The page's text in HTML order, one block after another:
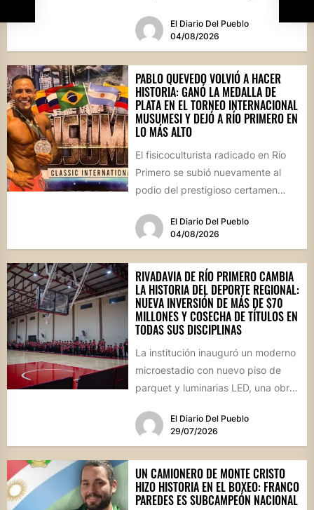
competencia...El Diario Del Pueblo
04/08/2026
PABLO QUEVEDO VOLVIÓ A HACER
HISTORIA: GANÓ LA MEDALLA DE
PLATA EN EL TORNEO INTERNACIONAL
MUSUMESI Y DEJÓ A RÍO PRIMERO EN
LO MÁS ALTO
El fisicoculturista radicado en Río
Primero se subió nuevamente al
podio del prestigioso certamen
este fin de...El Diario Del Pueblo
04/08/2026
RIVADAVIA DE RÍO PRIMERO CAMBIA
LA HISTORIA DEL DEPORTE REGIONAL:
NUEVA INVERSIÓN DE MÁS DE $70
MILLONES Y COSECHA DE TÍTULOS EN
TODAS SUS DISCIPLINAS
La institución inauguró un moderno
microestadio con nuevo piso de
parquet y luminarias LED, una obra
El Diario Del Pueblo
29/07/2026
UN CAMIONERO DE MONTE CRISTO
HIZO HISTORIA EN EL BOXEO: FRANCO
PAREDES ES SUBCAMPEÓN NACIONAL